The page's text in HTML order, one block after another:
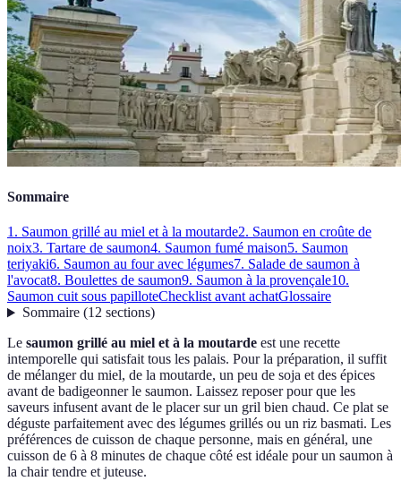
Sommaire
1. Saumon grillé au miel et à la moutarde2. Saumon en croûte de
noix3. Tartare de saumon4. Saumon fumé maison5. Saumon
teriyaki6. Saumon au four avec légumes7. Salade de saumon à
l'avocat8. Boulettes de saumon9. Saumon à la provençale10.
Saumon cuit sous papilloteChecklist avant achatGlossaire
Sommaire(12 sections)
Le saumon grillé au miel et à la moutarde est une recette
intemporelle qui satisfait tous les palais. Pour la préparation, il suffit
de mélanger du miel, de la moutarde, un peu de soja et des épices
avant de badigeonner le saumon. Laissez reposer pour que les
saveurs infusent avant de le placer sur un gril bien chaud. Ce plat se
déguste parfaitement avec des légumes grillés ou un riz basmati. Les
préférences de cuisson de chaque personne, mais en général, une
cuisson de 6 à 8 minutes de chaque côté est idéale pour un saumon à
la chair tendre et juteuse.